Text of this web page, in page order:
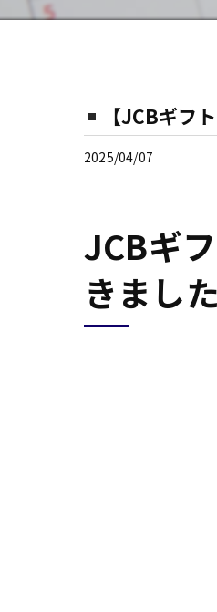
【JCBギフ
2025/04/07
JCBギ
きました